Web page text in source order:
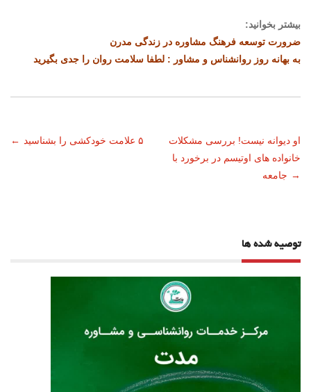
بیشتر بخوانید:
ضرورت توسعه فرهنگ مشاوره در زندگی مدرن
به بهانه روز روانشناس و مشاور : لطفا سلامت روان را جدی بگیرید
ناوبری
نوشته
←
او دیوانه نیست! بررسی مشکلات
خانواده های اوتیسم در برخورد با
جامعه →
توصیه شده ها